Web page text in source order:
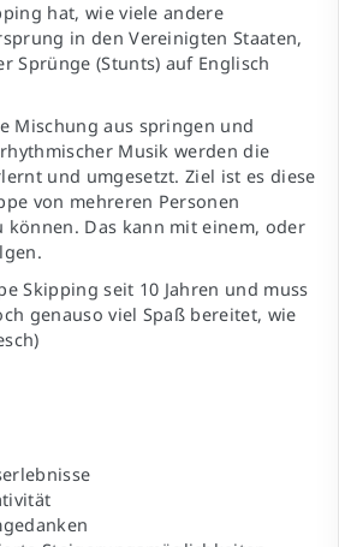
hat, wie viele andere
in den Vereinigten Staaten,
Sprünge (Stunts) auf Englisch
Mischung aus springen und
Musik werden die
und umgesetzt. Ziel ist es diese
von mehreren Personen
können. Das kann mit einem, oder
Skipping seit 10 Jahren und muss
genauso viel Spaß bereitet, wie